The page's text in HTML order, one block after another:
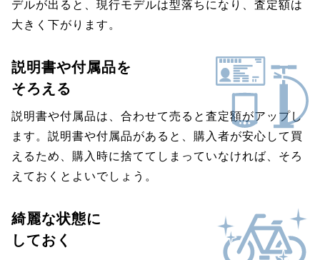
デルが出ると、現行モデルは型落ちになり、査定額は
大きく下がります。
説明書や付属品を
そろえる
説明書や付属品は、合わせて売ると査定額がアップし
ます。説明書や付属品があると、購入者が安心して買
えるため、購入時に捨ててしまっていなければ、そろ
えておくとよいでしょう。
綺麗な状態に
しておく